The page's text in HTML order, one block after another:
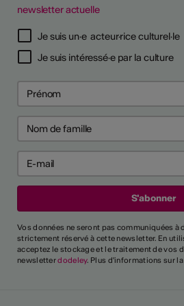
newsletter actuelle
Je suis un·e acteur·rice culturel·le
Je suis intéressé·e par la culture
Vos données ne seront pas communiquées à
strictement réservé à cette newsletter. En
acceptez le stockage et le traitement de vos
newsletterdodeley. Plus d'informations sur la